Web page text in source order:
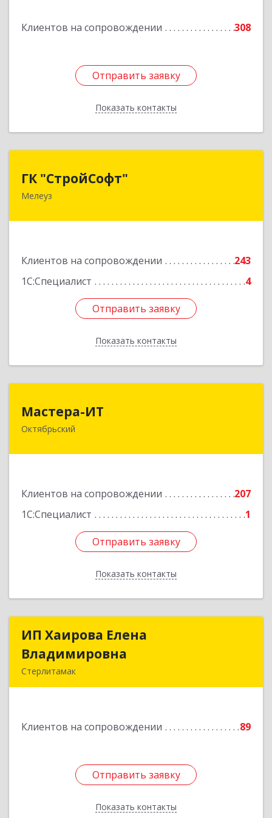
Клиентов на сопровождении 308
Отправить заявку
Показать контакты
Подробнее
Отправить заявку
Назад
ГК "СтройСофт"
Мелеуз
Клиентов на сопровождении
243
1С:Специалист
4
Отправить заявку
Показать контакты
453852, Башкортостан Респ, Мелеуз г, Ленина
Отправить заявку
Назад
Мастера-ИТ
Октябрьский
Клиентов на сопровождении
207
1С:Специалист
1
Отправить заявку
Показать контакты
452607, Башкортостан Респ, Октябрьский г,
Отправить заявку
Назад
ИП Хаирова Елена
Владимировна
Стерлитамак
Клиентов на сопровождении 89
Отправить заявку
Показать контакты
ИП Хаирова Елена
Отправить заявку
Назад